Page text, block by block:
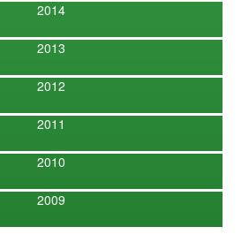
2014
2013
2012
2011
2010
2009